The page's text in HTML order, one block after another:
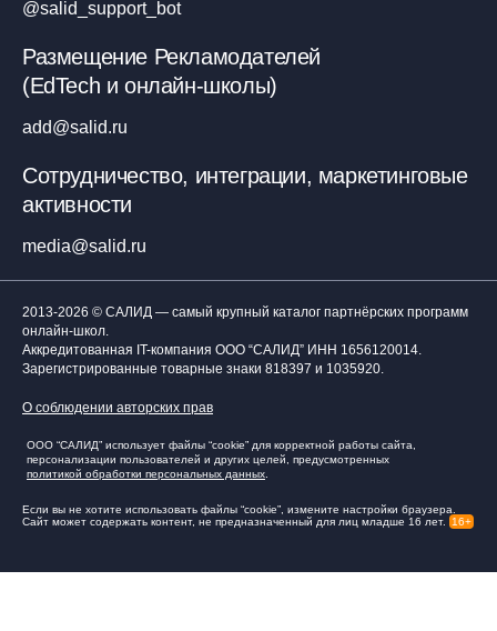
@salid_support_bot
Размещение Рекламодателей
(EdTech и онлайн-школы)
add@salid.ru
Сотрудничество, интеграции, маркетинговые
активности
media@salid.ru
2013-2026 © САЛИД — самый крупный каталог партнёрских программ
онлайн-школ.
Аккредитованная IT-компания ООО “САЛИД” ИНН 1656120014.
Зарегистрированные товарные знаки 818397 и 1035920.
О соблюдении авторских прав
ООО “САЛИД” использует файлы “cookie” для корректной работы сайта,
персонализации пользователей и других целей, предусмотренных
политикой обработки персональных данных
Если вы не хотите использовать файлы “cookie”, измените настройки браузера.
Сайт может содержать контент, не предназначенный для лиц младше 16 лет.
16+